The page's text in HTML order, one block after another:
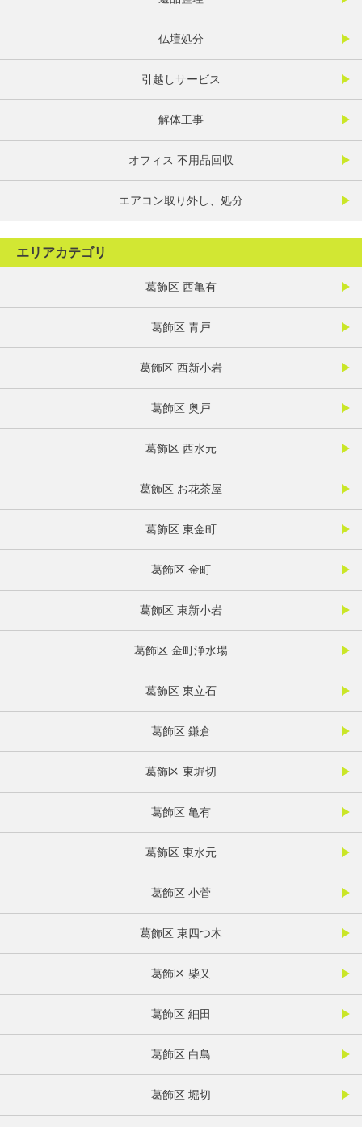
仏壇処分
引越しサービス
解体工事
オフィス 不用品回収
エアコン取り外し、処分
エリアカテゴリ
葛飾区 西亀有
葛飾区 青戸
葛飾区 西新小岩
葛飾区 奥戸
葛飾区 西水元
葛飾区 お花茶屋
葛飾区 東金町
葛飾区 金町
葛飾区 東新小岩
葛飾区 金町浄水場
葛飾区 東立石
葛飾区 鎌倉
葛飾区 東堀切
葛飾区 亀有
葛飾区 東水元
葛飾区 小菅
葛飾区 東四つ木
葛飾区 柴又
葛飾区 細田
葛飾区 白鳥
葛飾区 堀切